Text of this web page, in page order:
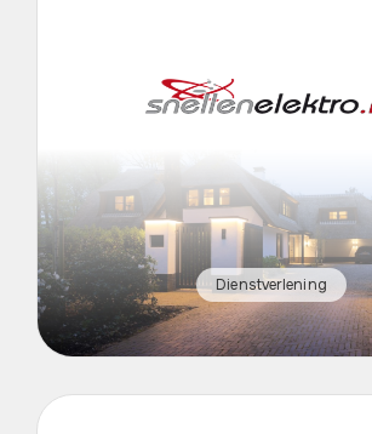
Dienstverlening